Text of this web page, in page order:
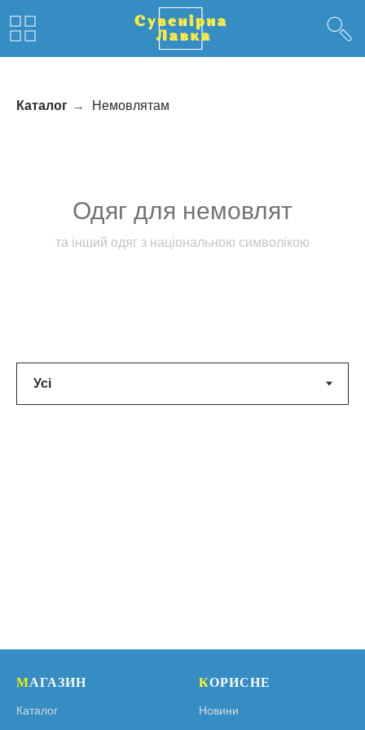
Каталог → Немовлятам
Одяг для немовлят
та інший одяг з національною символікою
МАГАЗИН
Каталог
КОРИСНЕ
Новини